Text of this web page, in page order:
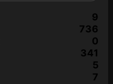
9
736
0
341
5
7